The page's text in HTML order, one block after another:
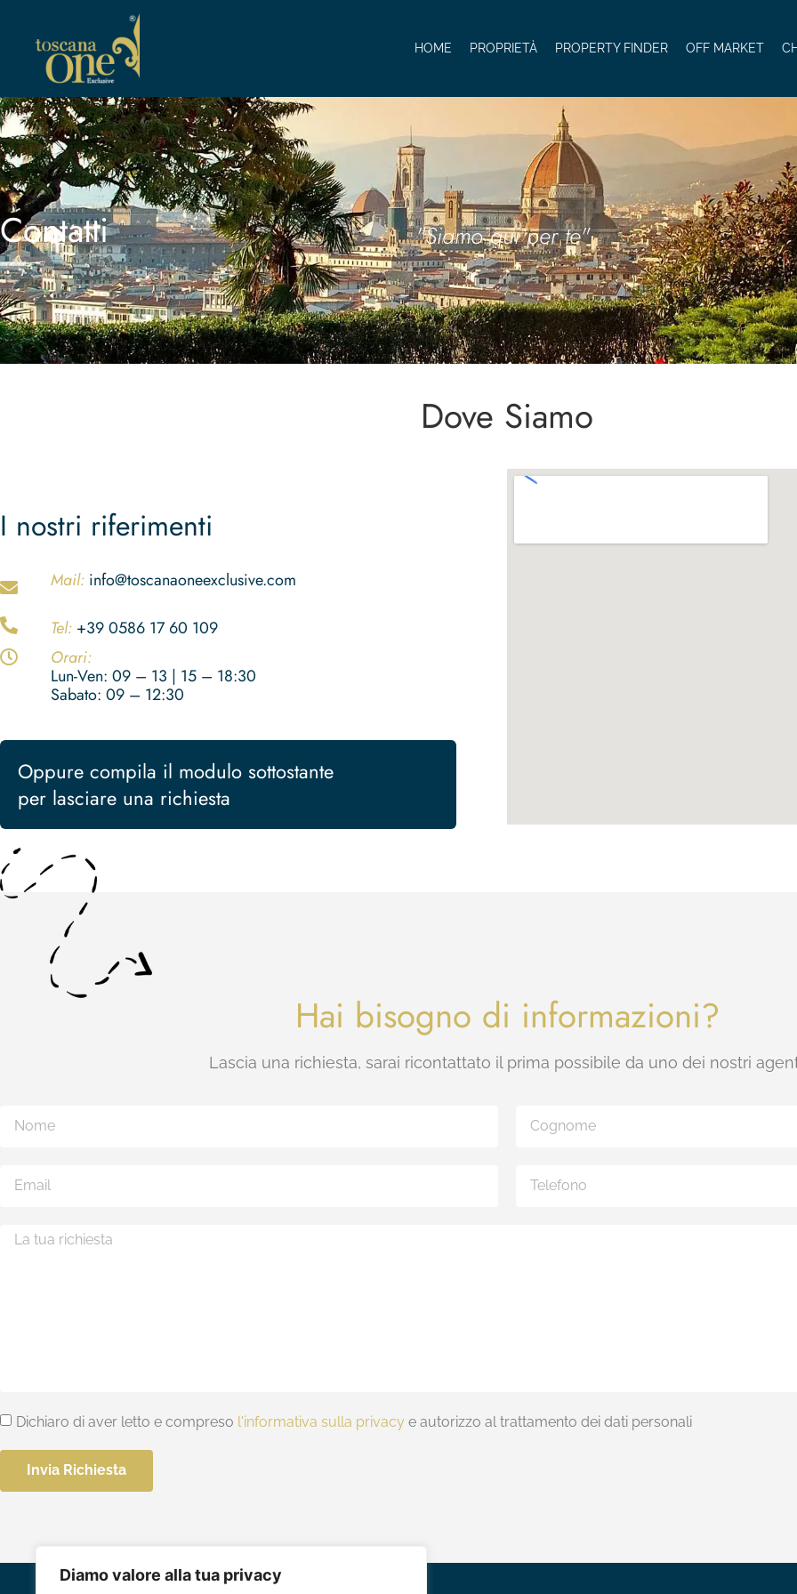
Diamo valore alla tua privacy
HOME PROPRIETÀ PROPERTY FINDER OFF MARKET
Contatti "Siamo qui per te"
Dove Siamo
I nostri riferimenti
Mail: info@toscanaoneexclusive.com
Tel: +39 0586 17 60 109
Orari:
Lun-Ven: 09 – 13 | 15 – 18:30
Sabato: 09 – 12:30
Oppure compila il modulo sottostante
per lasciare una richiesta
Hai bisogno di informazioni?
Lascia una richiesta, sarai ricontattato il prima possibile da uno dei nostri
Dichiaro di aver letto e compreso l'informativa sulla privacy e autorizzo al trattamento dei dati personali
Invia Richiesta